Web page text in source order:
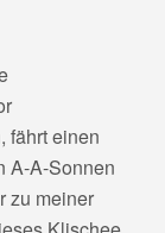
fährt einen
A-A-Sonnen
zu meiner